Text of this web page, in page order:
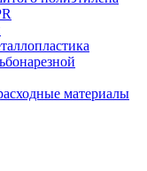
материалы